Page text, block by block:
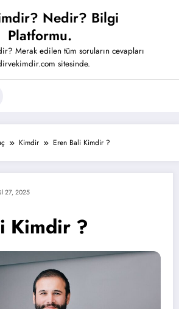
Nedir? Bilgi
Platformu.
Merak edilen tüm soruların cevapları
sitesinde.
Kimdir Eren Bali Kimdir ?
27, 2025
Kimdir ?